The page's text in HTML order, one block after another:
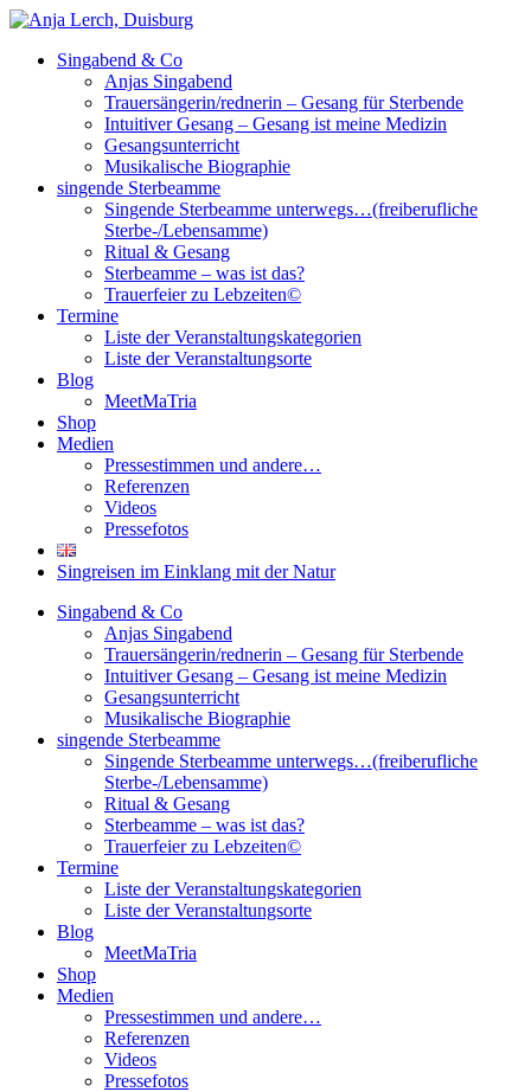
Anjas Welt
Singende Sterbeamme
Singabend & Co
Anjas Singabend
Trauersängerin/rednerin – Gesang für Sterbende
Intuitiver Gesang – Gesang ist meine Medizin
Gesangsunterricht
Musikalische Biographie
singende Sterbeamme
Singende Sterbeamme unterwegs…(freiberufliche
Sterbe-/Lebensamme)
Ritual & Gesang
Sterbeamme – was ist das?
Trauerfeier zu Lebzeiten©
Termine
Liste der Veranstaltungskategorien
Liste der Veranstaltungsorte
Blog
MeetMaTria
Shop
Medien
Pressestimmen und andere…
Referenzen
Videos
Pressefotos
Singreisen im Einklang mit der Natur
Singabend & Co
Anjas Singabend
Trauersängerin/rednerin – Gesang für Sterbende
Intuitiver Gesang – Gesang ist meine Medizin
Gesangsunterricht
Musikalische Biographie
singende Sterbeamme
Singende Sterbeamme unterwegs…(freiberufliche
Sterbe-/Lebensamme)
Ritual & Gesang
Sterbeamme – was ist das?
Trauerfeier zu Lebzeiten©
Termine
Liste der Veranstaltungskategorien
Liste der Veranstaltungsorte
Blog
MeetMaTria
Shop
Medien
Pressestimmen und andere…
Referenzen
Videos
Pressefotos